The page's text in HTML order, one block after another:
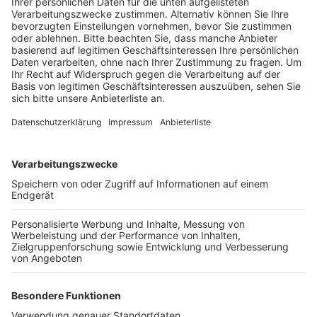
Monate vorzubereiten.
Veröffentlicht:Freitag, 21.01.2022 17:51
Anzeige
Sollte es die Pandemie-Lage zulassen, soll es Mitte
Rudi Rüttgers geben. Für Anfang April ist dann ein
Kinderkonzert angedacht. Im Sommer sollen dann wie
gewohnt die großen Highlights stattfinden, wie die
Party im Freibad und die Konzertreihe "Musik mit
Aussicht" am Forum TerraNova direkt am Tagebaurand.
Geplant ist hier zum Beispiel auch wieder der Erftkreis-
Lied-Contest, bei dem Künstler aus allen zehn Städten
des Rhein-Erft-Kreises musikalisch gegeneinander